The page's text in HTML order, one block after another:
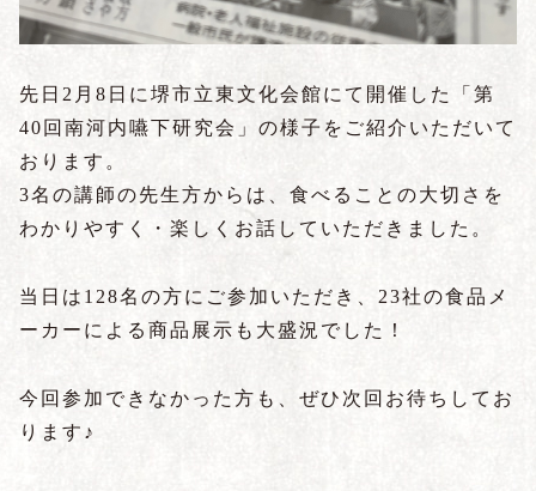
先日2月8日に堺市立東文化会館にて開催した「第
40回南河内嚥下研究会」の様子をご紹介いただいて
おります。
3名の講師の先生方からは、食べることの大切さを
わかりやすく・楽しくお話していただきました。
当日は128名の方にご参加いただき、23社の食品メ
ーカーによる商品展示も大盛況でした！
今回参加できなかった方も、ぜひ次回お待ちしてお
ります♪